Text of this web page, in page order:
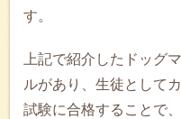
す。
上記で紹介したドッグ
ルがあり、生徒として
試験に合格することで